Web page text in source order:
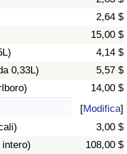
2,64 $
15,00 $
4,14 $
0,33L)
5,57 $
14,00 $
[Modifica]
3,00 $
108,00 $